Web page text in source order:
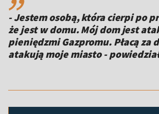
- Jestem osobą, która cierpi po
że jest w domu. Mój dom jest
pieniędzmi Gazpromu. Płacą za
atakują moje miasto -